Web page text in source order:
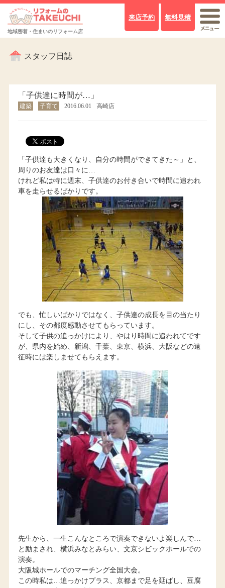
地域密着・住まいのリフォーム店
来店予約 無料見積
スタッフ日誌
「子供達に時間が…」
建築 子育て 2016.06.01 高崎店
「子供達も大きくなり、自分の時間ができてきた～」と、
周りのお友達は口々に…
けれど私は特に週末、子供達のお付き合いで時間に追われ
車を走らせるばかりです。
でも、忙しいばかりではなく、子供達の成長を目の当たり
にし、その都度感動させてもらっています。
そして子供の追っかけにより、やはり時間に追われてです
が、県内を始め、新潟、千葉、東京、横浜、大阪などの遠
征時には楽しませてもらえます。
先生から、一生こんなところで演奏できないよ楽しんで…
と励まされ、横浜みなとみらい、文京シビックホールでの
演奏。
大阪城ホールでのマーチング全国大会。
この時私は…追っかけプラス、京都まで足を延ばし、豆腐